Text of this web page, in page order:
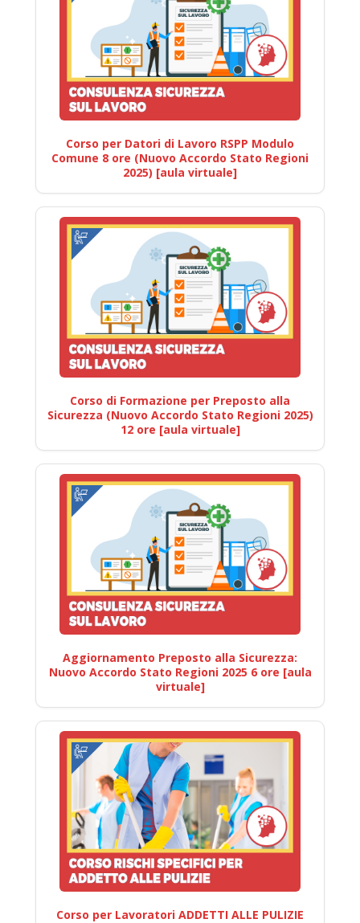
Corso per Datori di Lavoro RSPP Modulo
Comune 8 ore (Nuovo Accordo Stato Regioni
2025) [aula virtuale]
Corso di Formazione per Preposto alla
Sicurezza (Nuovo Accordo Stato Regioni 2025)
12 ore [aula virtuale]
Aggiornamento Preposto alla Sicurezza:
Nuovo Accordo Stato Regioni 2025 6 ore [aula
virtuale]
Corso per Lavoratori ADDETTI ALLE PULIZIE